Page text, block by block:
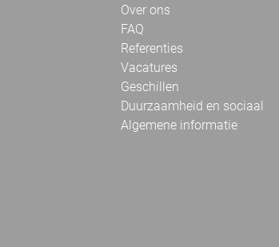
Over ons
FAQ
Referenties
Vacatures
Geschillen
Duurzaamheid en sociaal
Algemene informatie